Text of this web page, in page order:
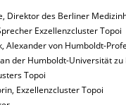
Direktor des Berliner
Exzellenzcluster Topoi
Alexander von Humboldt-
der Humboldt-Universität
Topoi
Exzellenzcluster Topoi